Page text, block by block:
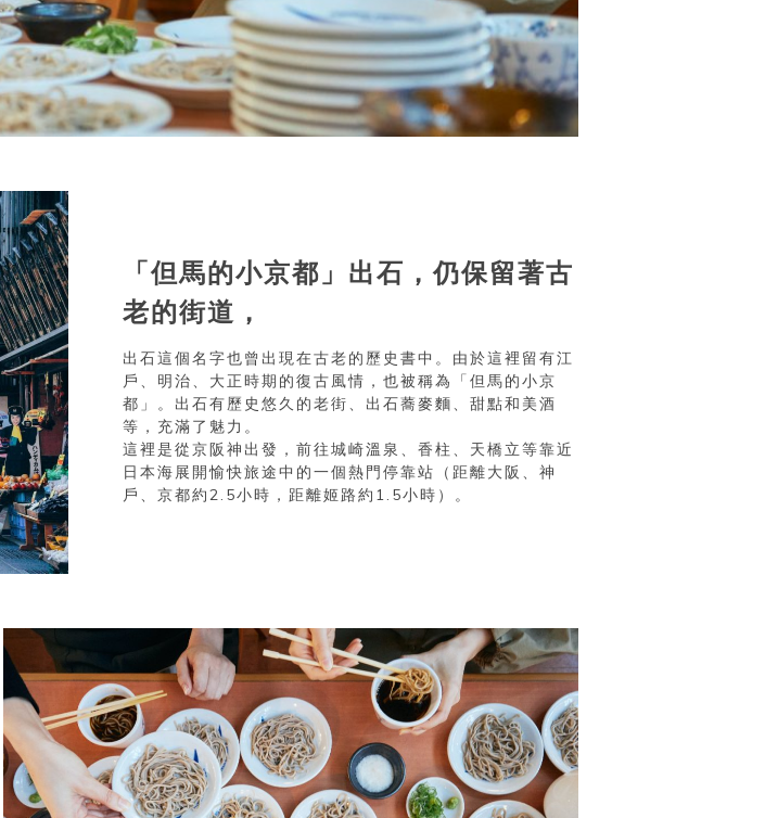
「但馬的小京都」出石，仍保留著古
老的街道，
出石這個名字也曾出現在古老的歷史書中。由於這裡留有江
戶、明治、大正時期的復古風情，也被稱為「但馬的小京
都」。出石有歷史悠久的老街、出石蕎麥麵、甜點和美酒
等，充滿了魅力。
這裡是從京阪神出發，前往城崎溫泉、香柱、天橋立等靠近
日本海展開愉快旅途中的一個熱門停靠站（距離大阪、神
戶、京都約2.5小時，距離姬路約1.5小時）。